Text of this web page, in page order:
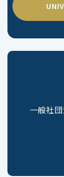
一般社